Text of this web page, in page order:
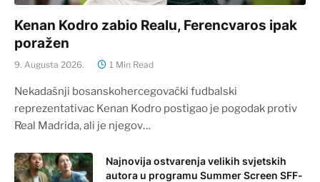
Kenan Kodro zabio Realu, Ferencvaros ipak
poražen
9. Augusta 2026. 1 Min Read
Nekadašnji bosanskohercegovački fudbalski
reprezentativac Kenan Kodro postigao je pogodak protiv
Real Madrida, ali je njegov…
Najnovija ostvarenja velikih svjetskih
autora u programu Summer Screen SFF-